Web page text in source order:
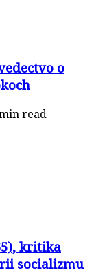
o
read
kritika
socializmu